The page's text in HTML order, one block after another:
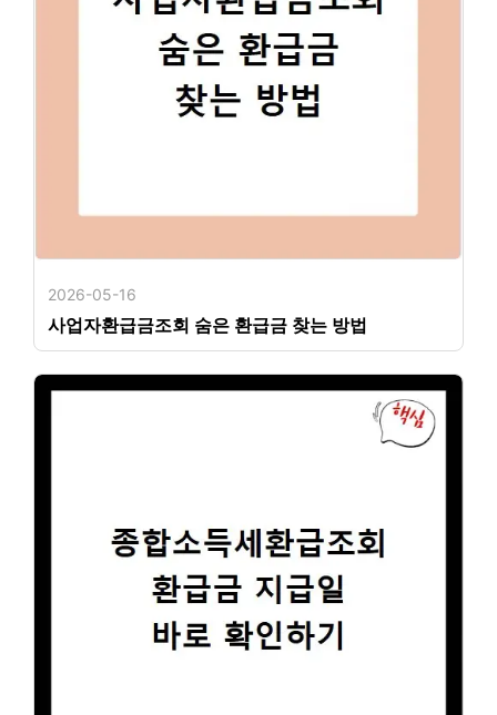
2026-05-16
사업자환급금조회 숨은 환급금 찾는 방법